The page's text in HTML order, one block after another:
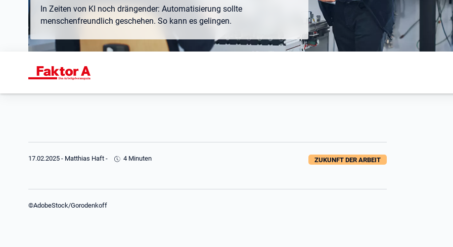
In Zeiten von KI noch drängender: Automatisierung sollte
menschenfreundlich geschehen. So kann es gelingen.
17.02.2025 - Matthias Haft - 4 Minuten ZUKUNFT DER ARBEIT
©AdobeStock/Gorodenkoff